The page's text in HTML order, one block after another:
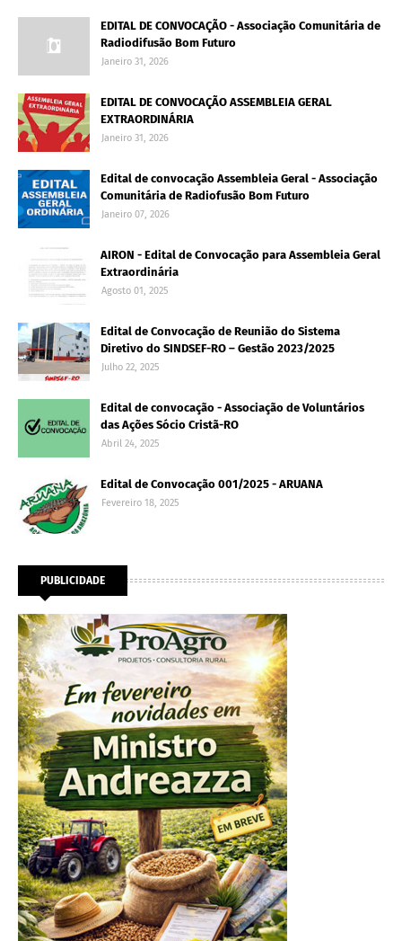
EDITAL DE CONVOCAÇÃO - Associação Comunitária de
Radiodifusão Bom Futuro
Janeiro 31, 2026
EDITAL DE CONVOCAÇÃO ASSEMBLEIA GERAL
EXTRAORDINÁRIA
Janeiro 31, 2026
Edital de convocação Assembleia Geral - Associação
Comunitária de Radiofusão Bom Futuro
Janeiro 07, 2026
AIRON - Edital de Convocação para Assembleia Geral
Extraordinária
Agosto 01, 2025
Edital de Convocação de Reunião do Sistema
Diretivo do SINDSEF-RO – Gestão 2023/2025
Julho 22, 2025
Edital de convocação - Associação de Voluntários
das Ações Sócio Cristã-RO
Abril 24, 2025
Edital de Convocação 001/2025 - ARUANA
Fevereiro 18, 2025
PUBLICIDADE